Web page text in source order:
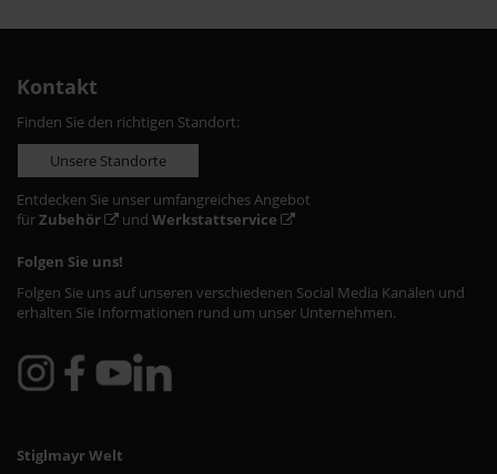
Kontakt
Finden Sie den richtigen Standort:
Unsere Standorte
Entdecken Sie unser umfangreiches Angebot
fürZubehör und Werkstattservice
Folgen Sie uns!
Folgen Sie uns auf unseren verschiedenen Social Media Kanälen und
erhalten Sie Informationen rund um unser Unternehmen.
Stiglmayr Welt